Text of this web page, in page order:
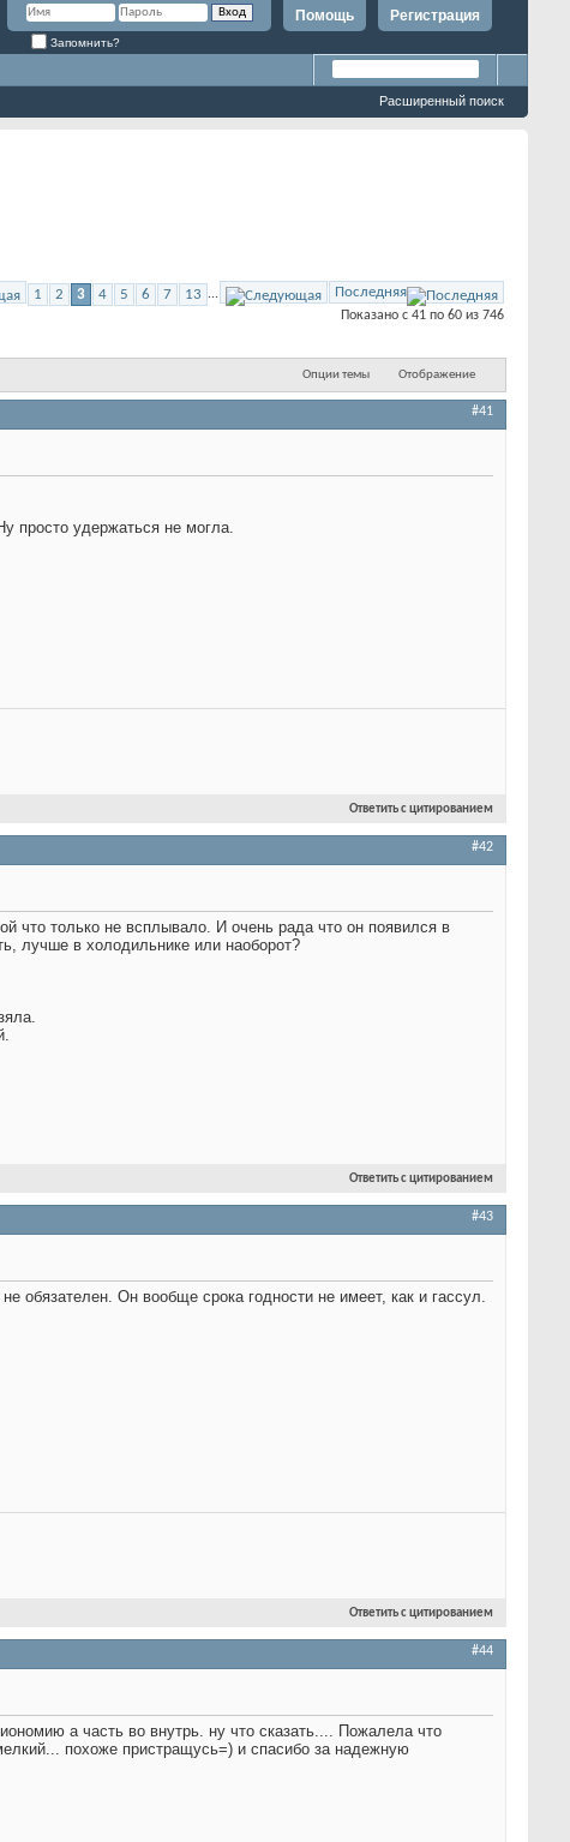
Регистрация
Помощь
Запомнить?
Расширенный поиск
1 2 3 4 5 6 7 13 ... Последняя
Показано с 41 по 60 из 746
Опции темы Отображение
#41
просто удержаться не могла.
Ответить с цитированием
#42
что только не всплывало. И очень рада что он появился в
лучше в холодильнике или наоборот?
Ответить с цитированием
#43
обязателен. Он вообще срока годности не имеет, как и гассул.
Ответить с цитированием
#44
а часть во внутрь. ну что сказать.... Пожалела что
похоже пристращусь=) и спасибо за надежную